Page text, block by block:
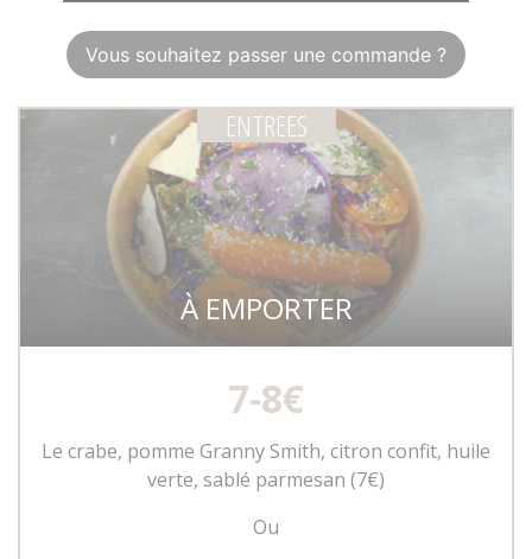
Vous souhaitez passer une commande ?
ENTREES
À EMPORTER
7-8€
Le crabe, pomme Granny Smith, citron confit, huile
verte, sablé parmesan (7€)
Ou